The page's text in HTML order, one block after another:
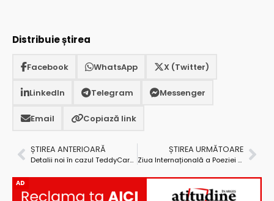
Distribuie știrea
Facebook WhatsApp X (Twitter)
LinkedIn Telegram Messenger
Email Copiază link
ȘTIREA ANTERIOARĂ
Detalii noi în cazul TeddyCare. Familia copilului mort după o anestezie a contestat durata procesului penal
ȘTIREA URMĂTOARE
Ziua Internațională a Poeziei la Conacul Goleștilor
AD